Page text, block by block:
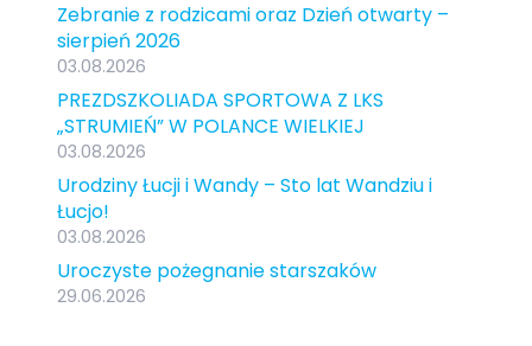
Zebranie z rodzicami oraz Dzień otwarty –
sierpień 2026
03.08.2026
PREZDSZKOLIADA SPORTOWA Z LKS
„STRUMIEŃ” W POLANCE WIELKIEJ
03.08.2026
Urodziny Łucji i Wandy – Sto lat Wandziu i
Łucjo!
03.08.2026
Uroczyste pożegnanie starszaków
29.06.2026